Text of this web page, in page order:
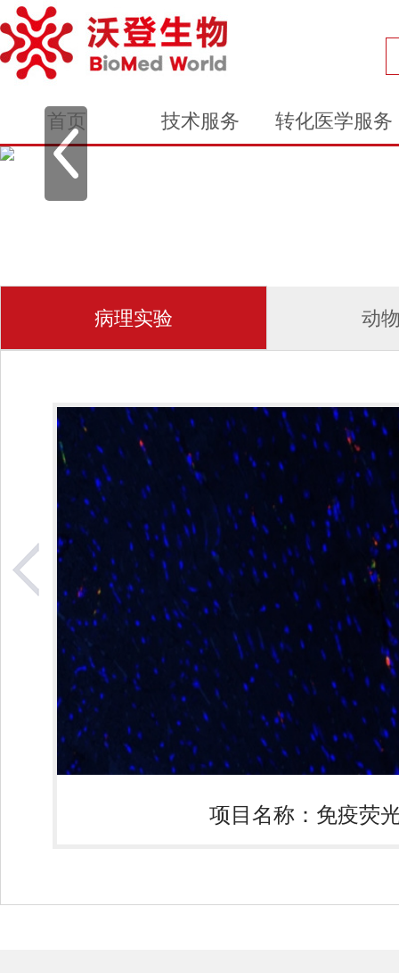
首页 技术服务 转化医学服务
病理实验 动
项目名称：免疫荧